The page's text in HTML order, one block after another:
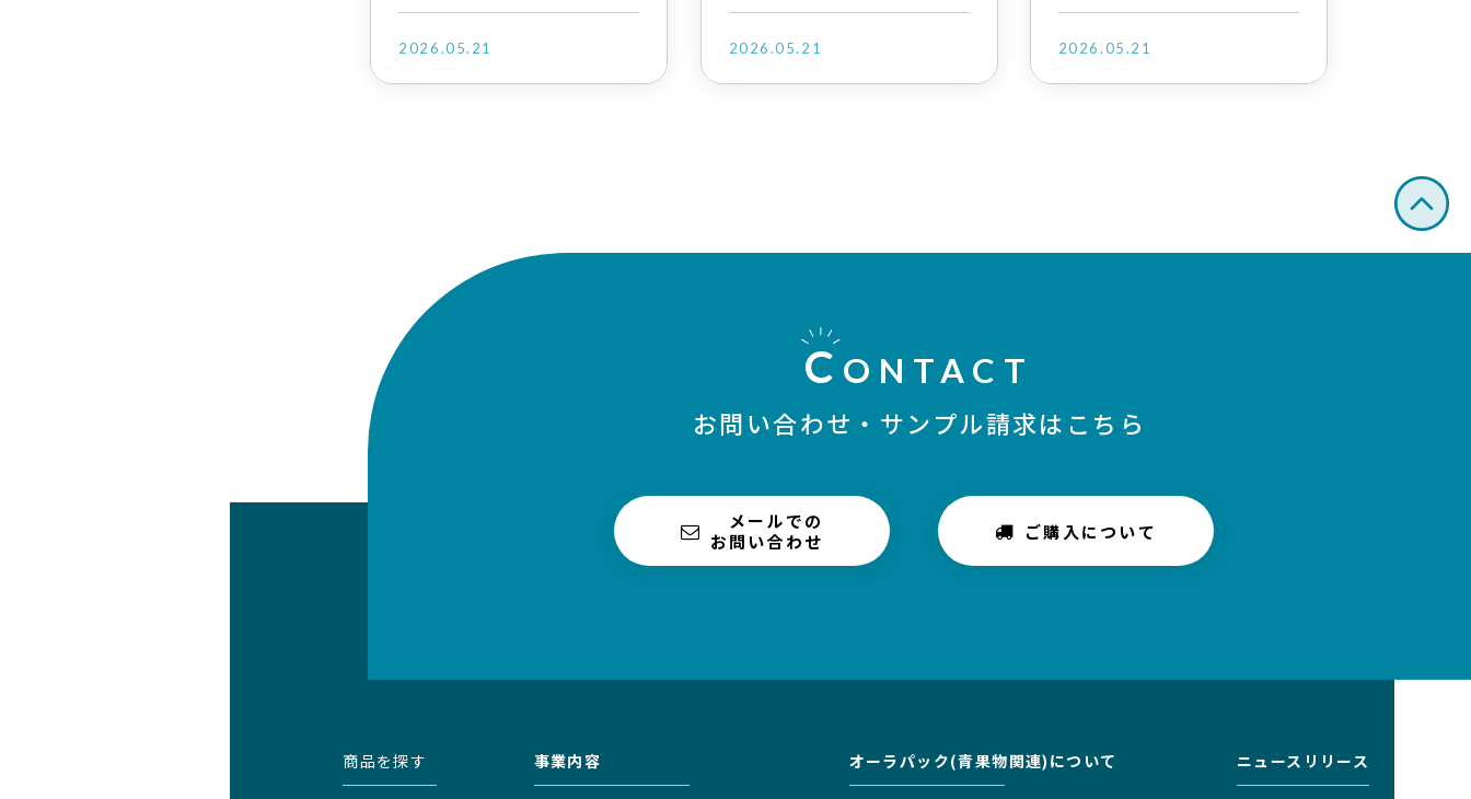
2026.05.21 2026.05.21 2026.05.21
C ONTACT
お問い合わせ・ サンプル請求はこちら
メールでの
お問い合わせ
ご購入について
商品を探す 事業内容 オーラパック(青果物関連)について ニュースリリース